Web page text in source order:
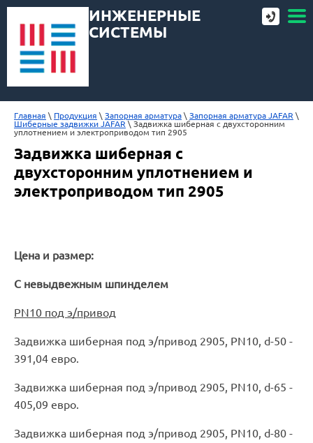
ИНЖЕНЕРНЫЕ
СИСТЕМЫ
Главная \ Продукция \ Запорная арматура \ Запорная арматура JAFAR
Шиберные задвижки JAFAR \ Задвижка шиберная c двухсторонним
уплотнением и электроприводом тип 2905
Задвижка шиберная c
двухсторонним уплотнением и
электроприводом тип 2905
Цена и размер:
С невыдвежным шпинделем
PN10 под э/привод
Задвижка шиберная под э/привод 2905, PN10, d-50 -
391,04 евро.
Задвижка шиберная под э/привод 2905, PN10, d-65 -
405,09 евро.
Задвижка шиберная под э/привод 2905, PN10, d-80 -